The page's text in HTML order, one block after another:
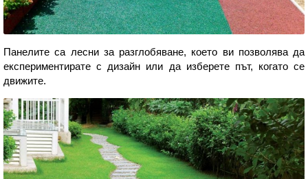
Панелите са лесни за разглобяване, което ви позволява да
експериментирате с дизайн или да изберете път, когато се
движите.